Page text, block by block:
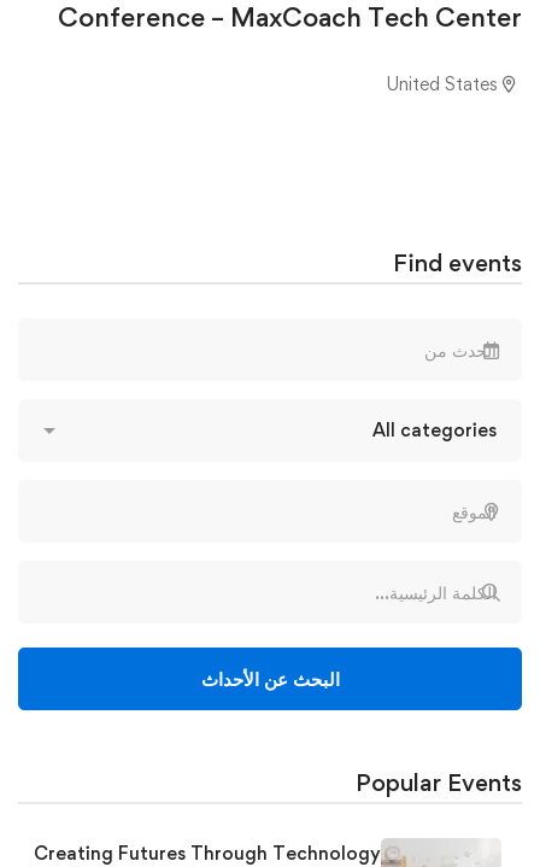
Find events
البحث عن الأحداث
Popular Events
Creating Futures Through Technology
Conference – MaxCoach Tech Center